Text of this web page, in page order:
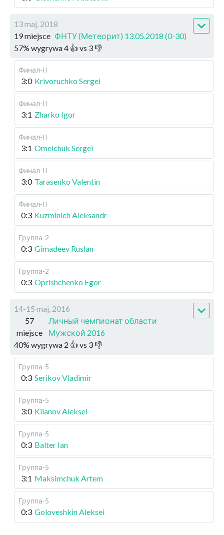
13 maj, 2018
19 miejsce ФНТУ (Метеорит) 13.05.2018 (0-30)
57% wygrywa4 👍 vs 3👎
Финал-II
3:0 Krivoruchko Sergei
Финал-II
3:1 Zharko Igor
Финал-II
3:1 Omelchuk Sergei
Финал-II
3:0 Tarasenko Valentin
Финал-II
0:3 Kuzminich Aleksandr
Группа-2
0:3 Gimadeev Ruslan
Группа-2
0:3 Oprishchenko Egor
14-15 maj, 2016
57
miejsce
Личный чемпионат области
Мужской 2016
40% wygrywa 2 👍 vs 3👎
Группа-5
0:3 Serikov Vladimir
Группа-5
3:0 Kiianov Aleksei
Группа-5
0:3 Balter Ian
Группа-5
3:1 Maksimchuk Artem
Группа-5
0:3 Goloveshkin Aleksei